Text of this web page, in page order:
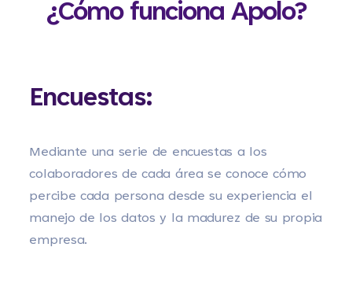
¿Cómo funciona Apolo?
Encuestas:
Mediante una serie de encuestas a los
colaboradores de cada área se conoce cómo
percibe cada persona desde su experiencia el
manejo de los datos y la madurez de su propia
empresa.